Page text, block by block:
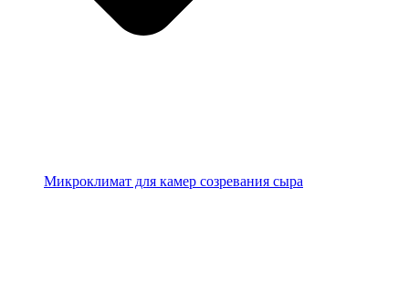
Микроклимат для камер созревания сыра